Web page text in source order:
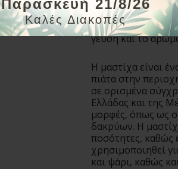
Παρασκευή 21/8/26
Καλές Διακοπές
οποίο
γλυκάνισο και
ποτό μετά το
γεύση και το
Η μαστίχα είναι
πιάτα στην
σε ορισμένα
Ελλάδας και της
μορφές, όπως ως
δακρύων. Η
ποσότητες, καθώς
χρησιμοποιηθεί
και ψάρι, καθώς